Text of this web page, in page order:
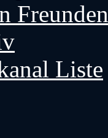
Freunden
Liste